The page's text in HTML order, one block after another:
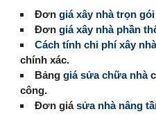
Đơn giá xây nhà trọn gói
Đơn giá xây nhà phần
Cách tính chi phí xây nhà
chính xác.
Bảng giá sửa chữa nhà
công.
Đơn giásửa nhà nâng